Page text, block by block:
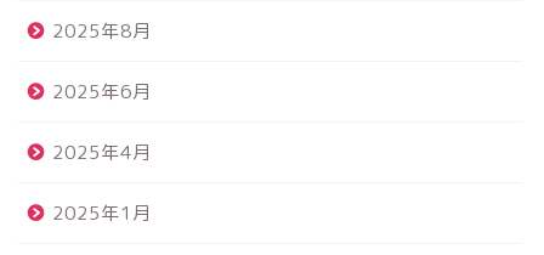
2025年8月
2025年6月
2025年4月
2025年1月